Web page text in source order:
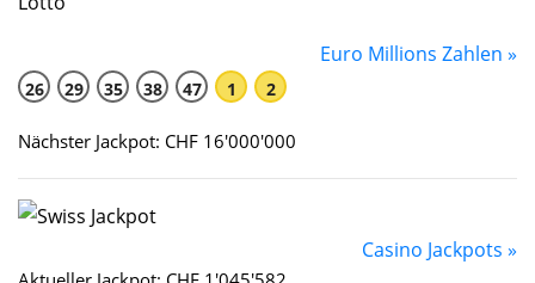
Euro Millions Zahlen »
26 29 35 38 47 1 2
Nächster Jackpot: CHF 16'000'000
Casino Jackpots »